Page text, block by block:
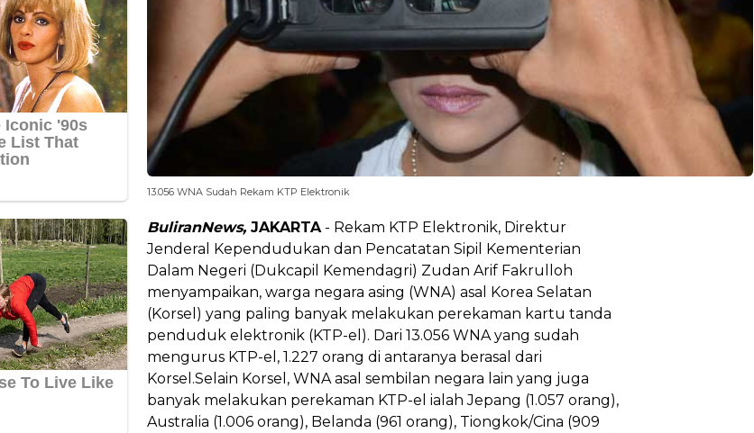
13.056 WNA Sudah Rekam KTP Elektronik
BuliranNews, JAKARTA - Rekam KTP Elektronik, Direktur
Jenderal Kependudukan dan Pencatatan Sipil Kementerian
Dalam Negeri (Dukcapil Kemendagri) Zudan Arif Fakrulloh
menyampaikan, warga negara asing (WNA) asal Korea Selatan
(Korsel) yang paling banyak melakukan perekaman kartu tanda
penduduk elektronik (KTP-el). Dari 13.056 WNA yang sudah
mengurus KTP-el, 1.227 orang di antaranya berasal dari
Korsel.Selain Korsel, WNA asal sembilan negara lain yang juga
banyak melakukan perekaman KTP-el ialah Jepang (1.057 orang),
Australia (1.006 orang), Belanda (961 orang), Tiongkok/Cina (909